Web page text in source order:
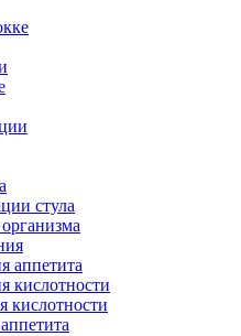
стула
аппетита
кислотности
кислотности